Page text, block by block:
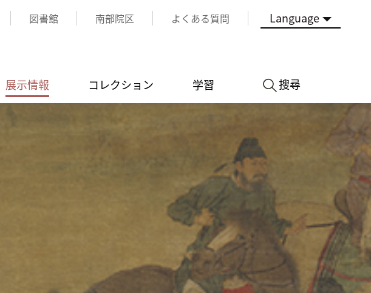
図書館 南部院区 よくある質問 Language
展示情報 コレクション 学習 搜尋